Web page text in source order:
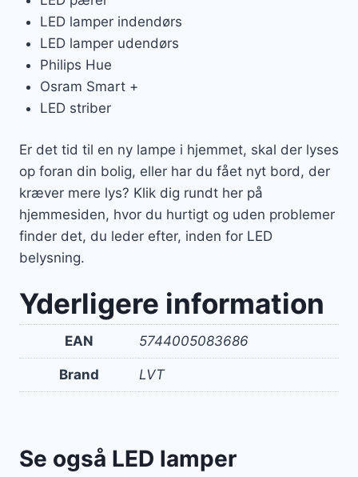
LED lamper indendørs
LED lamper udendørs
Philips Hue
Osram Smart +
LED striber
Er det tid til en ny lampe i hjemmet, skal der lyses
op foran din bolig, eller har du fået nyt bord, der
kræver mere lys? Klik dig rundt her på
hjemmesiden, hvor du hurtigt og uden problemer
finder det, du leder efter, inden for LED
belysning.
Yderligere information
EAN 5744005083686
Brand LVT
Se også LED lamper